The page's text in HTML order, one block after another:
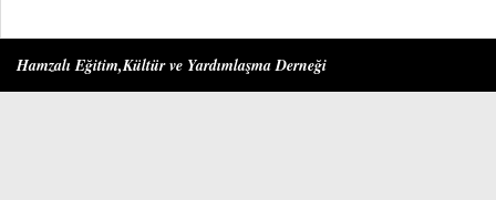
Hamzalı Eğitim,Kültür ve Yardımlaşma Derneği